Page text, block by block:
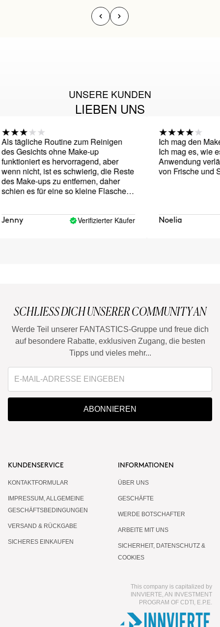
UNSERE KUNDEN
LIEBEN UNS
tägliche Routine zum Reinigen
Gesichts ohne Make-up
es hervorragend, aber
nicht, ist es schwierig, die Reste
Make-ups zu entfernen, daher
es für eine so kleine Flasche
Verifizierter Käufer
Ich mag den
Ich mag es, wie
Anwendung
von Frische und
Noelia
SCHLIESS DICH UNSERER COMMUNITY AN
Werde Teil unserer FANTASTICS-Gruppe und freue dich
auf besondere Rabatte, exklusiven Zugang, die besten
Tipps und vieles mehr...
ABONNIEREN
KUNDENSERVICE
KONTAKTFORMULAR
IMPRESSUM, ALLGEMEINE
GESCHÄFTSBEDINGUNGEN
VERSAND & RÜCKGABE
SICHERES EINKAUFEN
INFORMATIONEN
ÜBER UNS
GESCHÄFTE
WERDE BOTSCHAFTER
ARBEITE MIT UNS
SICHERHEIT, DATENSCHUTZ &
COOKIES
This company is capitalized by
INNVIERTE, AN INVESTMENT
PROGRAM OF CDTI, E.P.E.